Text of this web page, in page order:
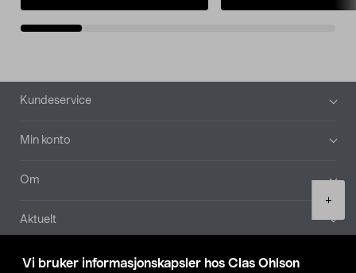
Vi bruker informasjonskapsler hos Clas Ohlson
+
Bunntekst
Kundeservice
Min konto
Om
Aktuelt
Våre selskaper